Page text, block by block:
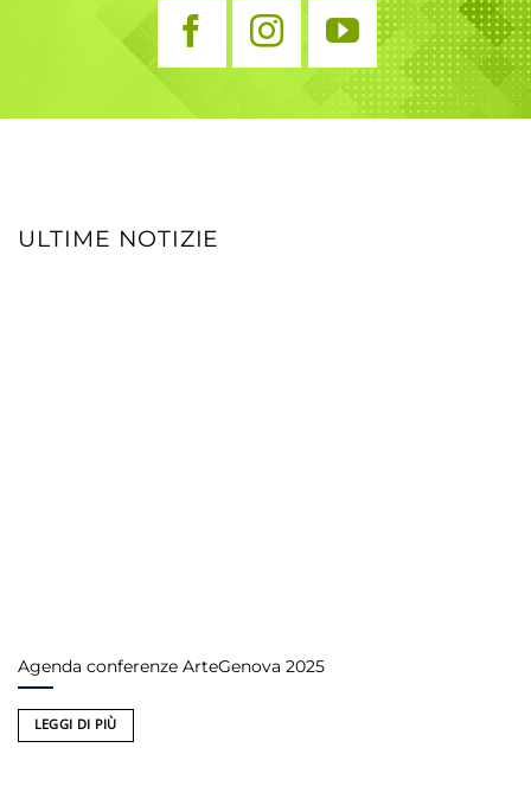
ULTIME NOTIZIE
Agenda conferenze ArteGenova 2025
LEGGI DI PIÙ